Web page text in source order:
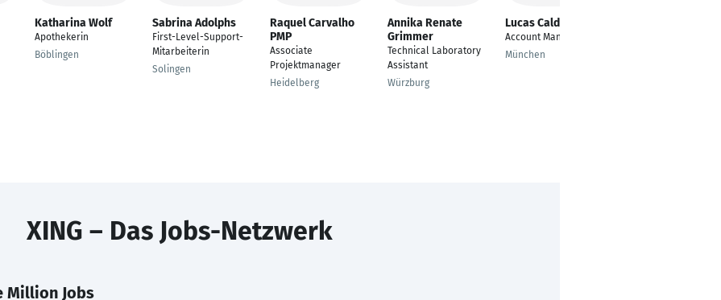
Katharina Wolf
Apothekerin
Böblingen
Sabrina Adolphs
First-Level-Support-
Mitarbeiterin
Solingen
Raquel Carvalho
PMP
Associate
Projektmanager
Heidelberg
Annika Renate
Grimmer
Technical Laboratory
Assistant
Würzburg
Lucas Caldi Gomes
Account Manager
München
XING – Das Jobs-Netzwerk
Million Jobs